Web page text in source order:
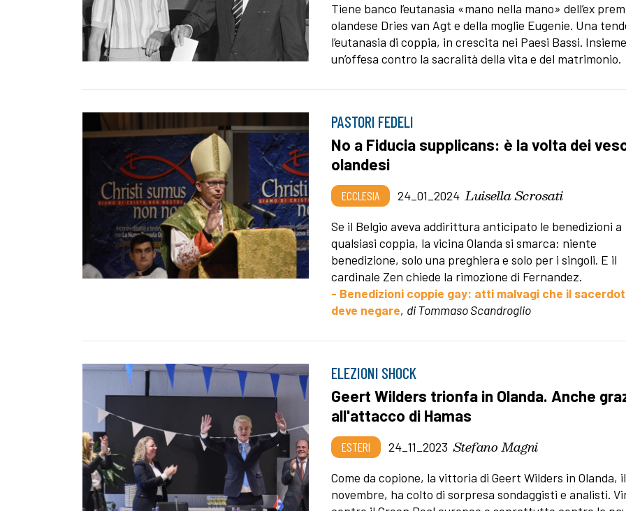
Tiene banco l’eutanasia «mano nella mano» dell’ex
olandese Dries van Agt e della moglie Eugenie. Una
l’eutanasia di coppia, in crescita nei Paesi Bassi. Insieme
un’offesa contro la sacralità della vita e del matrimonio.
PASTORI FEDELI
No a Fiducia supplicans: è la volta dei
olandesi
ECCLESIA 24_01_2024 Luisella Scrosati
Se il Belgio aveva addirittura anticipato le benedizioni a
qualsiasi coppia, la vicina Olanda si smarca: niente
benedizione, solo una preghiera e solo per i singoli. E il
cardinale Zen chiede la rimozione di Fernandez.
- Benedizioni coppie gay: atti malvagi che il
deve negare, di Tommaso Scandroglio
ELEZIONI SHOCK
Geert Wilders trionfa in Olanda. Anche
all'attacco di Hamas
ESTERI 24_11_2023 Stefano Magni
Come da copione, la vittoria di Geert Wilders in Olanda,
novembre, ha colto di sorpresa sondaggisti e analisti.